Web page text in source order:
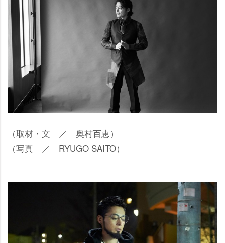
（取材・文 ／ 奥村百恵）
（写真 ／ RYUGO SAITO）